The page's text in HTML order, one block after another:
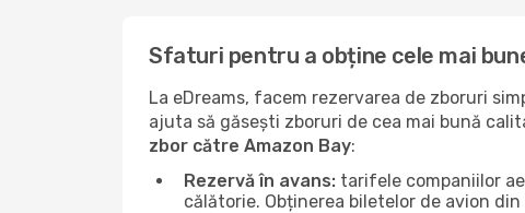
Sfaturi pentru a obține cele mai
La eDreams, facem rezervarea de zboruri
ajuta să găsești zboruri de cea mai bună
zbor către Amazon Bay:
Rezervă în avans: tarifele companiilor
călătorie. Obținerea biletelor de avion